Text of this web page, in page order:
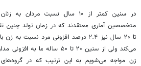
متخصصین آماری معتقدند که در زمان تولد چنین
تا ۲۰ سال نیز ۲.۴ درصد افزونی مرد
می‌کند ولی از سنین ۲۰ تا ۵۰ ساله